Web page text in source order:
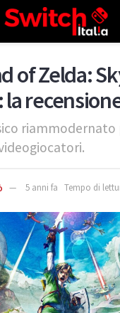
of Zelda:
la
riammodernato
5 anni fa Tempo di